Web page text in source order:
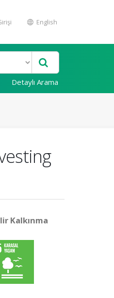
English
Detaylı Arama
Kalkınma